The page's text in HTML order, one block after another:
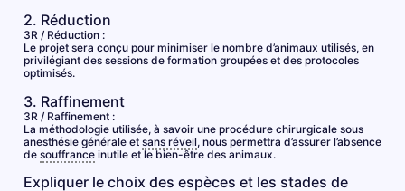
2. Réduction
3R / Réduction :
Le projet sera conçu pour minimiser le nombre d’animaux utilisés, en
privilégiant des sessions de formation groupées et des protocoles
optimisés.
3. Raffinement
3R / Raffinement :
La méthodologie utilisée, à savoir une procédure chirurgicale sous
anesthésie générale et sans réveil, nous permettra d’assurer l’absence
de souffrance inutile et le bien-être des animaux.
Expliquer le choix des espèces et les stades de